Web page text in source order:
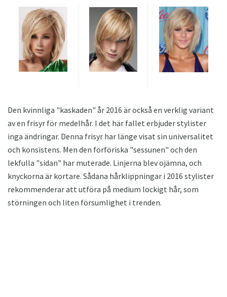
Den kvinnliga "kaskaden" år 2016 är också en verklig variant
av en frisyr för medelhår. I det här fallet erbjuder stylister
inga ändringar. Denna frisyr har länge visat sin universalitet
och konsistens. Men den förföriska "sessunen" och den
lekfulla "sidan" har muterade. Linjerna blev ojämna, och
knyckorna är kortare. Sådana hårklippningar i 2016 stylister
rekommenderar att utföra på medium lockigt hår, som
störningen och liten försumlighet i trenden.